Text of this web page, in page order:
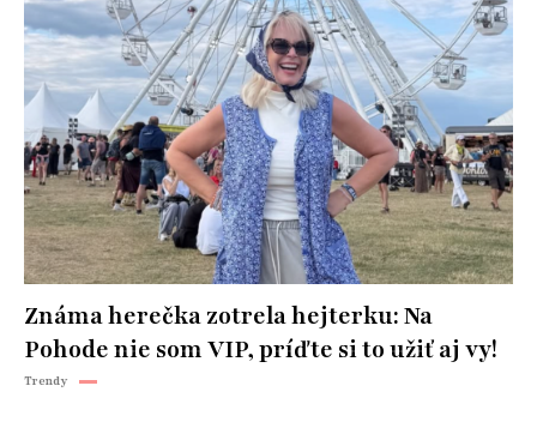
Známa herečka zotrela hejterku: Na
Pohode nie som VIP, príďte si to užiť aj vy!
Trendy